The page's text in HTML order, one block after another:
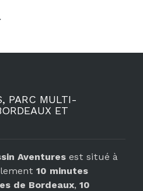
PARC MULTI-
ET
Aventures est situé à
10 minutes
de Bordeaux, 10